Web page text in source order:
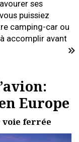
ses
puissiez
camping-car ou
accomplir avant
Europe
voie ferrée